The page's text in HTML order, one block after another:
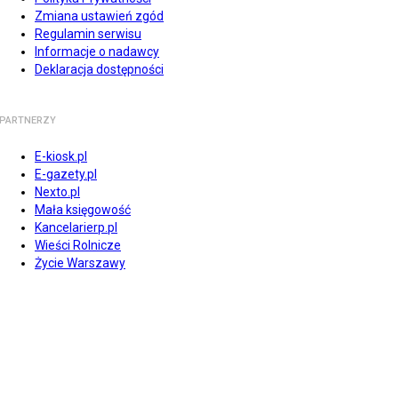
Zmiana ustawień zgód
Regulamin serwisu
Informacje o nadawcy
Deklaracja dostępności
PARTNERZY
E-kiosk.pl
E-gazety.pl
Nexto.pl
Mała księgowość
Kancelarierp.pl
Wieści Rolnicze
Życie Warszawy